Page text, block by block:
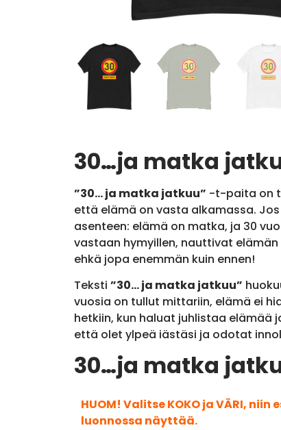
30…ja matka
”30… ja matka jatkuu” -t-paita on
että elämä on vasta alkamassa.
asenteen: elämä on matka, ja 30
vastaan hymyillen, nauttivat
ehkä jopa enemmän kuin ennen!
Teksti ”30… ja matka jatkuu”
vuosia on tullut mittariin, elämä ei
hetkiin, kun haluat juhlistaa elämää
että olet ylpeä iästäsi ja odotat
30…ja matka
HUOM! Valitse KOKO ja VÄRI,
luonnossa näyttää.